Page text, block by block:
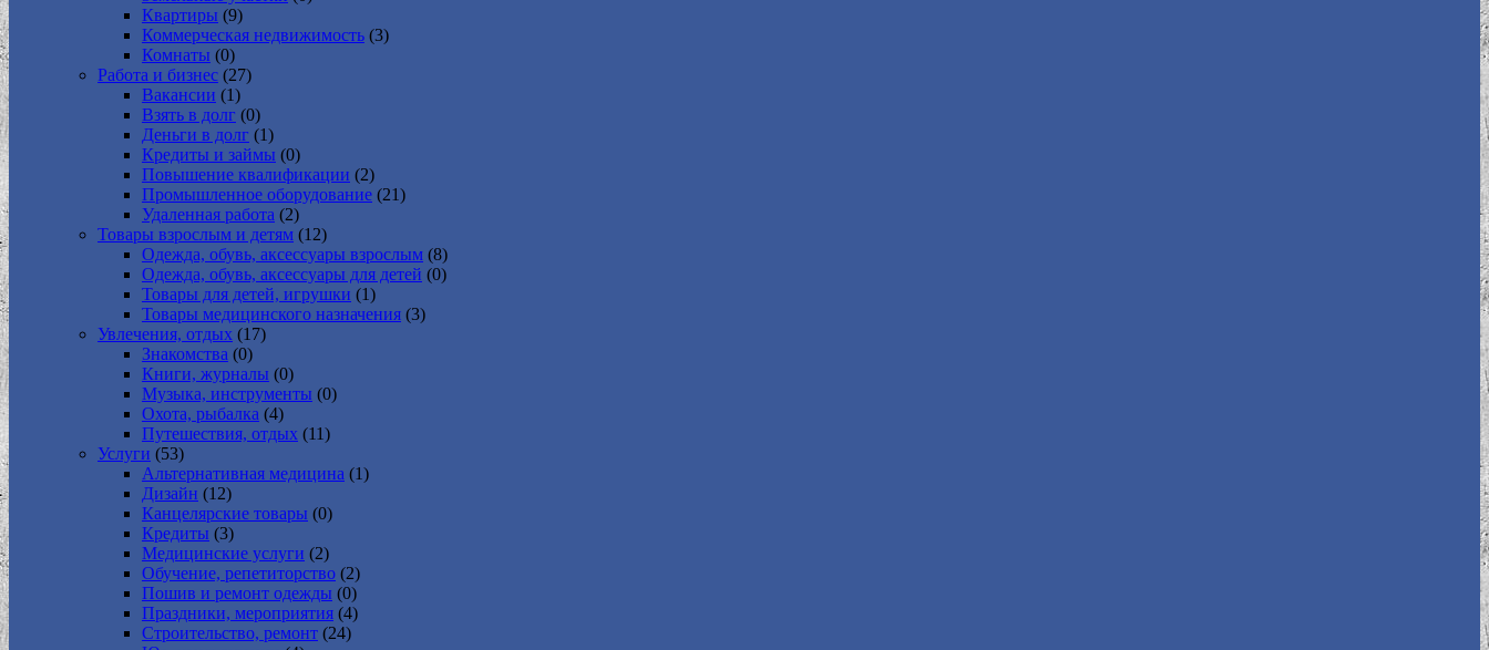
Квартиры (9)
Коммерческая недвижимость (3)
Комнаты (0)
Работа и бизнес (27)
Вакансии (1)
Взять в долг (0)
Деньги в долг (1)
Кредиты и займы (0)
Повышение квалификации (2)
Промышленное оборудование (21)
Удаленная работа (2)
Товары взрослым и детям (12)
Одежда, обувь, аксессуары взрослым (8)
Одежда, обувь, аксессуары для детей (0)
Товары для детей, игрушки (1)
Товары медицинского назначения (3)
Увлечения, отдых (17)
Знакомства (0)
Книги, журналы (0)
Музыка, инструменты (0)
Охота, рыбалка (4)
Путешествия, отдых (11)
Услуги (53)
Альтернативная медицина (1)
Дизайн (12)
Канцелярские товары (0)
Кредиты (3)
Медицинские услуги (2)
Обучение, репетиторство (2)
Пошив и ремонт одежды (0)
Праздники, мероприятия (4)
Строительство, ремонт (24)